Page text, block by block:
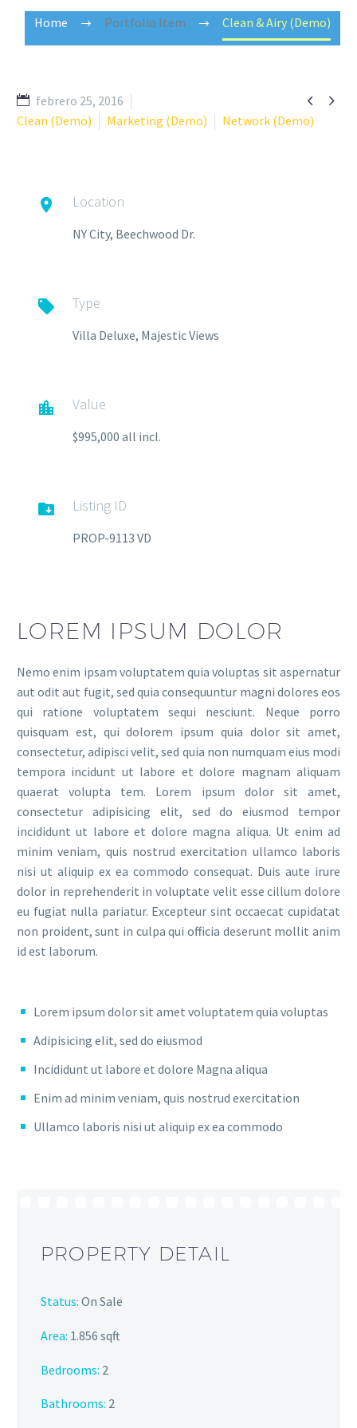
Home Portfolio Item Clean & Airy (Demo)
 
febrero 25, 2016
Clean (Demo)
Marketing (Demo) Network (Demo)
 Location
NY City, Beechwood Dr.
 Type
Villa Deluxe, Majestic Views
 Value
$995,000 all incl.
 Listing ID
PROP-9113 VD
LOREM IPSUM DOLOR
Nemo enim ipsam voluptatem quia voluptas sit aspernatur
aut odit aut fugit, sed quia consequuntur magni dolores eos
qui ratione voluptatem sequi nesciunt. Neque porro
quisquam est, qui dolorem ipsum quia dolor sit amet,
consectetur, adipisci velit, sed quia non numquam eius modi
tempora incidunt ut labore et dolore magnam aliquam
quaerat volupta tem. Lorem ipsum dolor sit amet,
consectetur adipisicing elit, sed do eiusmod tempor
incididunt ut labore et dolore magna aliqua. Ut enim ad
minim veniam, quis nostrud exercitation ullamco laboris
nisi ut aliquip ex ea commodo consequat. Duis aute irure
dolor in reprehenderit in voluptate velit esse cillum dolore
eu fugiat nulla pariatur. Excepteur sint occaecat cupidatat
non proident, sunt in culpa qui officia deserunt mollit anim
id est laborum.
Lorem ipsum dolor sit amet voluptatem quia voluptas
Adipisicing elit, sed do eiusmod
Incididunt ut labore et dolore Magna aliqua
Enim ad minim veniam, quis nostrud exercitation
Ullamco laboris nisi ut aliquip ex ea commodo
PROPERTY DETAIL
Status: On Sale
Area: 1.856 sqft
Bedrooms: 2
Bathrooms: 2